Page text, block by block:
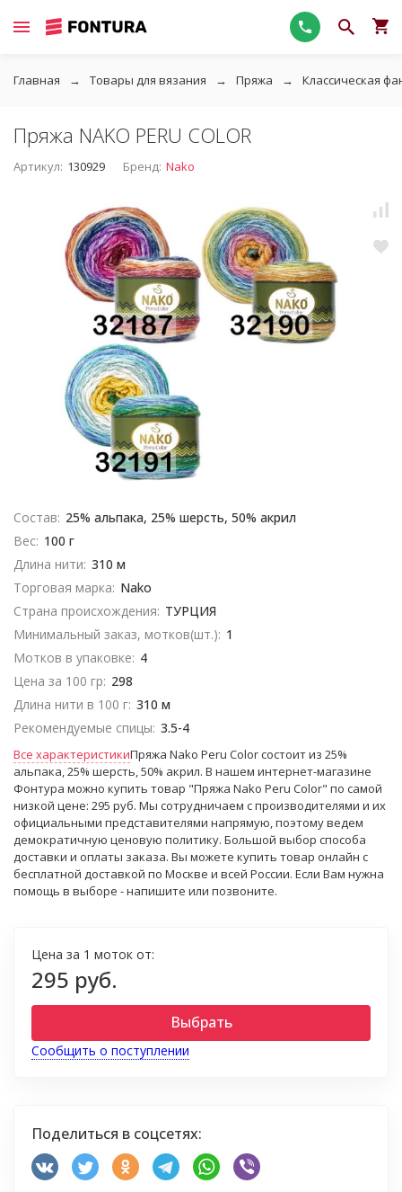
Главная Товары для вязания Пряжа Классическая
Пряжа NAKO PERU COLOR
Артикул: 130929 Бренд: Nako
Состав: 25% альпака, 25% шерсть, 50% акрил
Вес: 100 г
Длина нити: 310 м
Торговая марка: Nako
Страна происхождения: ТУРЦИЯ
Минимальный заказ, мотков(шт.): 1
Мотков в упаковке: 4
Цена за 100 гр: 298
Длина нити в 100 г: 310 м
Рекомендуемые спицы: 3.5-4
Все характеристикиПряжа Nako Peru Color состоит из 25%
альпака, 25% шерсть, 50% акрил. В нашем интернет-магазине
Фонтура можно купить товар "Пряжа Nako Peru Color" по самой
низкой цене: 295 руб. Мы сотрудничаем с производителями и их
официальными представителями напрямую, поэтому ведем
демократичную ценовую политику. Большой выбор способа
доставки и оплаты заказа. Вы можете купить товар онлайн с
бесплатной доставкой по Москве и всей России. Если Вам нужна
помощь в выборе - напишите или позвоните.
Цена за 1 моток от:
295 руб.
Выбрать
Сообщить о поступлении
Поделиться в соцсетях: